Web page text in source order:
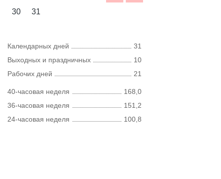
30
31
Календарных дней
31
Выходных и праздничных
10
Рабочих дней
21
40-часовая неделя
168,0
36-часовая неделя
151,2
24-часовая неделя
100,8